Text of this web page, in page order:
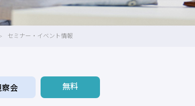
セミナー・イベント情報
会 無料